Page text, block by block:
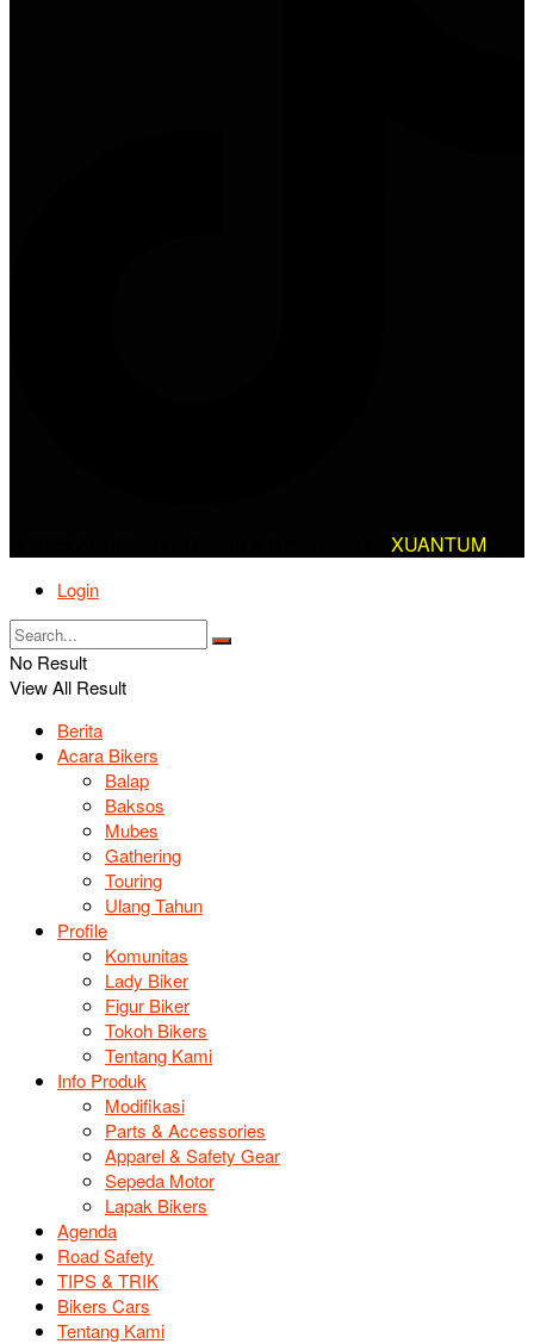
XUANTUM
Login
No Result
View All Result
Berita
Acara Bikers
Balap
Baksos
Mubes
Gathering
Touring
Ulang Tahun
Profile
Komunitas
Lady Biker
Figur Biker
Tokoh Bikers
Tentang Kami
Info Produk
Modifikasi
Parts & Accessories
Apparel & Safety Gear
Sepeda Motor
Lapak Bikers
Agenda
Road Safety
TIPS & TRIK
Bikers Cars
Tentang Kami